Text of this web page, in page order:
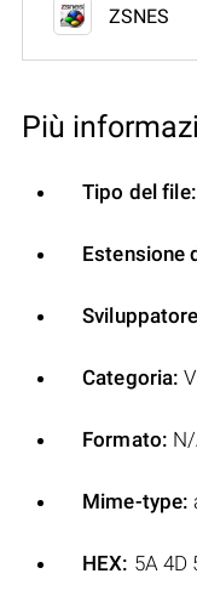
ZSNES
Più
Tipo del file:
Estensione
Categoria:
Formato:
Mime-type:
HEX: 5A 4D